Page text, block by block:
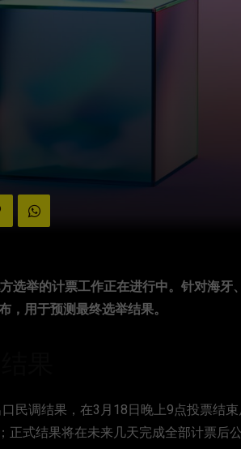
选举的计票工作正在进行中。针对海
用于预测最终选举结果。
民调结果，在3月18日晚上9点投票结
式结果将在未来几天完成全部计票后公